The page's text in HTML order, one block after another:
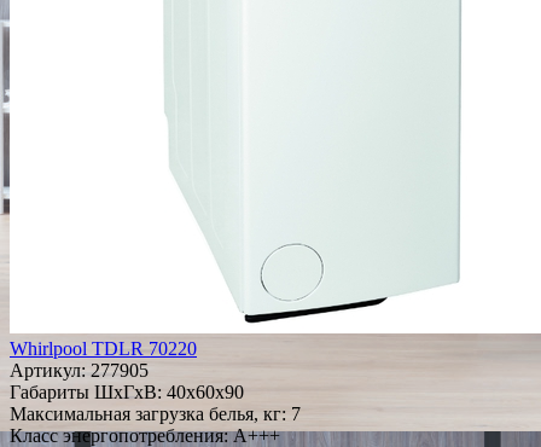
Whirlpool TDLR 70220
Артикул: 277905
Габариты ШxГxВ: 40x60x90
Максимальная загрузка белья, кг: 7
Класс энергопотребления: A+++